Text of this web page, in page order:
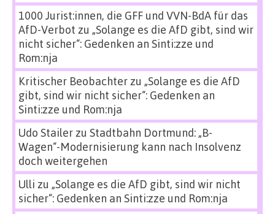
1000 Jurist:innen, die GFF und VVN-BdA für das
AfD-Verbot zu „Solange es die AfD gibt, sind wir
nicht sicher“: Gedenken an Sinti:zze und
Rom:nja
Kritischer Beobachterzu „Solange es die AfD
gibt, sind wir nicht sicher“: Gedenken an
Sinti:zze und Rom:nja
Udo Stailerzu Stadtbahn Dortmund: „B-
Wagen“-Modernisierung kann nach Insolvenz
doch weitergehen
Ulli zu „Solange es die AfD gibt, sind wir nicht
sicher“: Gedenken an Sinti:zze und Rom:nja